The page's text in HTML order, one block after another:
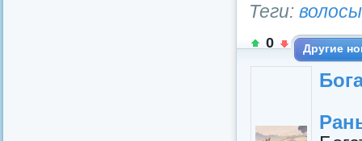
Теги:
0 Другие